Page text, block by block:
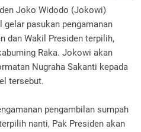
Joko Widodo (Jokowi)
pasukan pengamanan
dan Wakil Presiden terpilih,
Raka. Jokowi akan
Nugraha Sakanti kepada
tersebut.
pengambilan sumpah
nanti, Pak Presiden akan